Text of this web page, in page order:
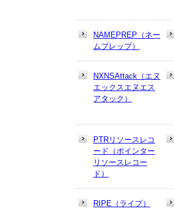
NAMEPREP（ネー
ムプレップ）
NXNSAttack（エヌ
エックスエヌエス
アタック）
PTRリソースレコ
ード（ポインター
リソースレコー
ド）
RIPE（ライプ）